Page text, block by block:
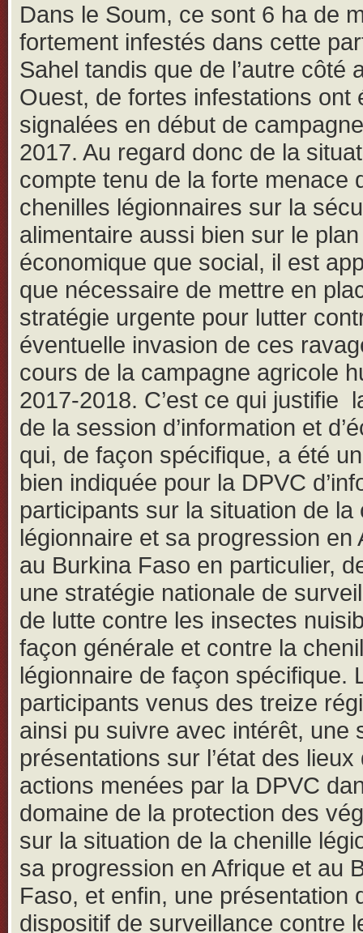
Dans le Soum, ce sont 6 ha de
fortement infestés dans cette
Sahel tandis que de l’autre côté
Ouest, de fortes infestations ont
signalées en début de
2017. Au regard donc de la
compte tenu de la forte menace
chenilles légionnaires sur la
alimentaire aussi bien sur le plan
économique que social, il est
que nécessaire de mettre en
stratégie urgente pour lutter
éventuelle invasion de ces
cours de la campagne agricole
2017-2018. C’est ce qui justifie
de la session d’information et
qui, de façon spécifique, a été
bien indiquée pour la DPVC
participants sur la situation de la
légionnaire et sa progression en
au Burkina Faso en particulier,
une stratégie nationale de
de lutte contre les insectes
façon générale et contre la
légionnaire de façon spécifique.
participants venus des treize
ainsi pu suivre avec intérêt, une
présentations sur l’état des lieux
actions menées par la DPVC
domaine de la protection des
sur la situation de la chenille
sa progression en Afrique et au
Faso, et enfin, une présentation
dispositif de surveillance contre